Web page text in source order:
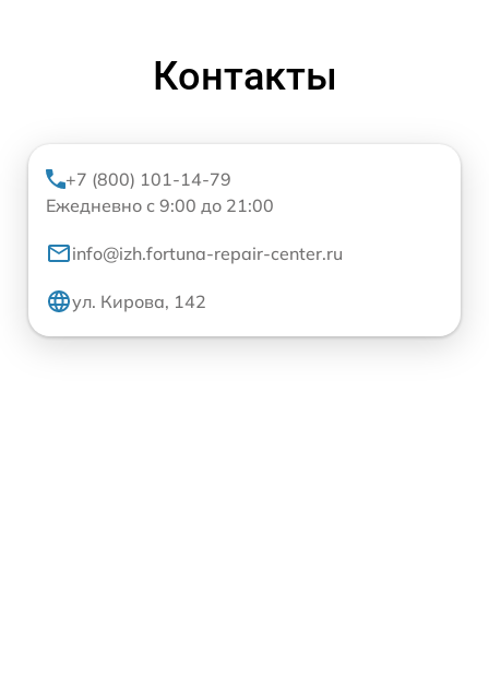
Контакты
+7 (800) 101-14-79
Ежедневно с 9:00 до 21:00
info@izh.fortuna-repair-center.ru
ул. Кирова, 142